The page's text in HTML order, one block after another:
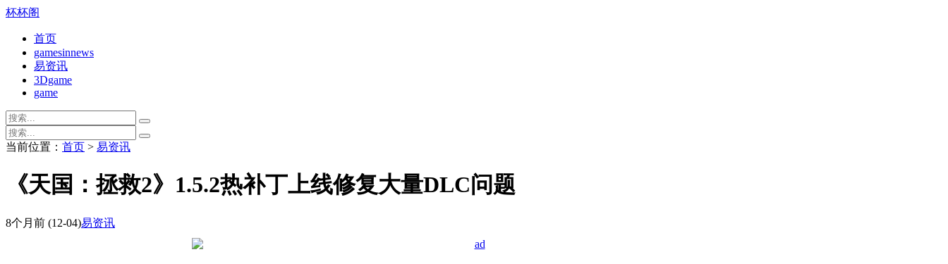
杯杯阁
首页
gamesinnews
易资讯
3Dgame
game
当前位置： 首页 > 易资讯
《天国：拯救2》1.5.2热补丁上线修复大量DLC问题
8个月前 (12-04)易资讯